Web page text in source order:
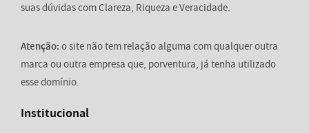
suas dúvidas com Clareza, Riqueza e Veracidade.
Atenção: o site não tem relação alguma com qualquer outra
marca ou outra empresa que, porventura, já tenha utilizado
esse domínio.
Institucional